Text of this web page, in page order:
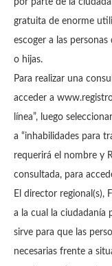
por parte de la
gratuita de enorme
escoger a las
o hijas.
Para realizar una
acceder a
línea”, luego
a “inhabilidades para
requerirá el nombre y
consultada, para
El director regional(s),
a la cual la ciudadanía
sirve para que las
necesarias frente a